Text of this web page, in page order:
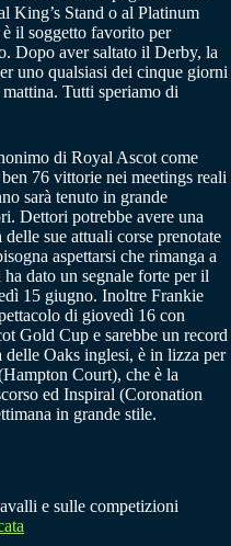
King’s Stand o al Platinum
è il soggetto favorito per
Dopo aver saltato il Derby, la
uno qualsiasi dei cinque giorni
Tutti speriamo di
di Royal Ascot come
76 vittorie nei meetings reali
sarà tenuto in grande
Dettori potrebbe avere una
sue attuali corse prenotate
aspettarsi che rimanga a
ha dato un segnale forte per il
15 giugno. Inoltre Frankie
di giovedì 16 con
Gold Cup e sarebbe un record
delle Oaks inglesi, è in lizza per
Court), che è la
ed Inspiral (Coronation
in grande stile.
e sulle competizioni